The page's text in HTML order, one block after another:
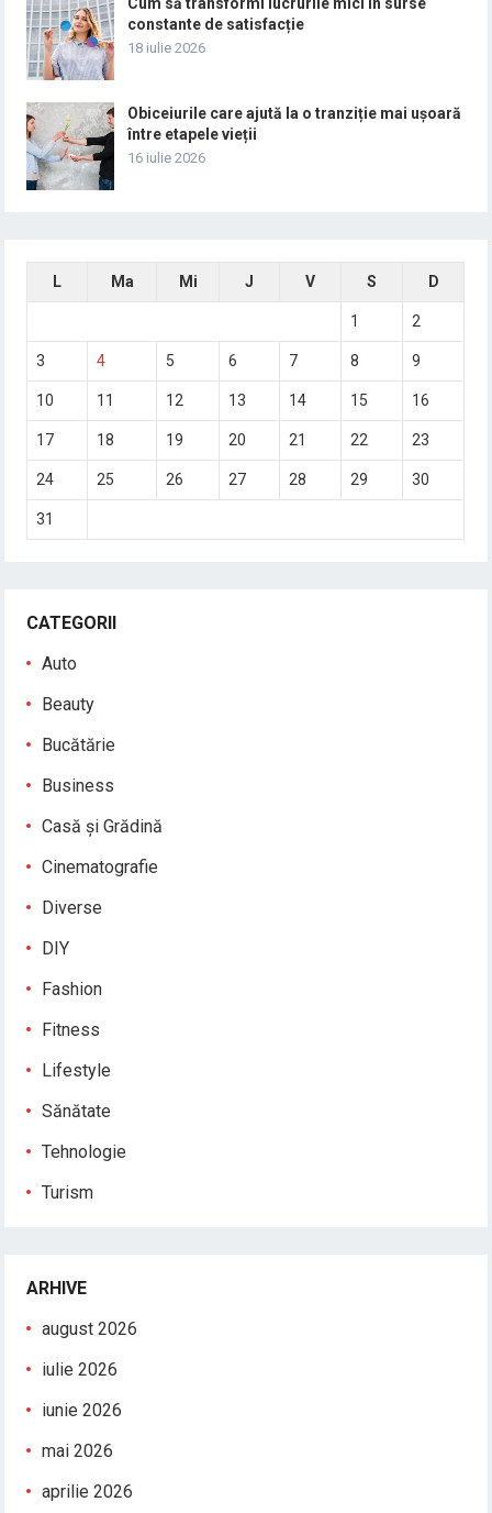
constante de satisfacție
18 iulie 2026
Obiceiurile care ajută la o tranziție mai ușoară
între etapele vieții
16 iulie 2026
L Ma Mi J V S D
1 2
3 4 5 6 7 8 9
10 11 12 13 14 15 16
17 18 19 20 21 22 23
24 25 26 27 28 29 30
31
CATEGORII
Auto
Beauty
Bucătărie
Business
Casă și Grădină
Cinematografie
Diverse
DIY
Fashion
Fitness
Lifestyle
Sănătate
Tehnologie
Turism
ARHIVE
august 2026
iulie 2026
iunie 2026
mai 2026
aprilie 2026